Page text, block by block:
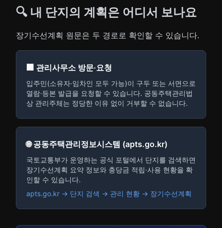
🔍 내 단지의 계획은 어디서 보나요
장기수선계획 원문은 두 경로로 확인할 수 있습니다.
🏢 관리사무소 방문·요청
입주민(소유자·임차인 모두 가능)이 구두 또는 서면으로
열람·등본 발급을 요청할 수 있습니다. 공동주택관리법
상 관리주체는 정당한 이유 없이 거부할 수 없습니다.
🌐 공동주택관리정보시스템 (apts.go.kr)
국토교통부가 운영하는 공식 포털에서 단지를 검색하면
장기수선계획 요약 정보와 충당금 적립·사용 현황을 확
인할 수 있습니다.
apts.go.kr → 단지 검색 → 관리 현황 → 장기수선계획